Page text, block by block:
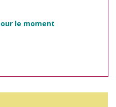
le moment